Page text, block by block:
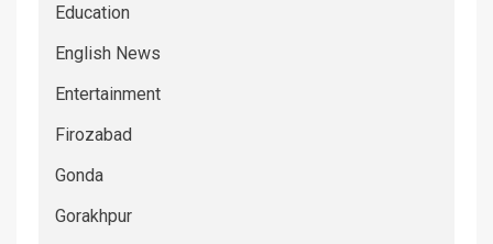
Education
English News
Entertainment
Firozabad
Gonda
Gorakhpur